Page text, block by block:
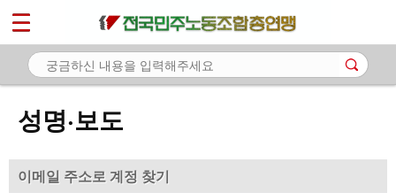
성명·보도
이메일 주소로 계정 찾기
마이페이지
소개
- 공지사항
- 성명·보도